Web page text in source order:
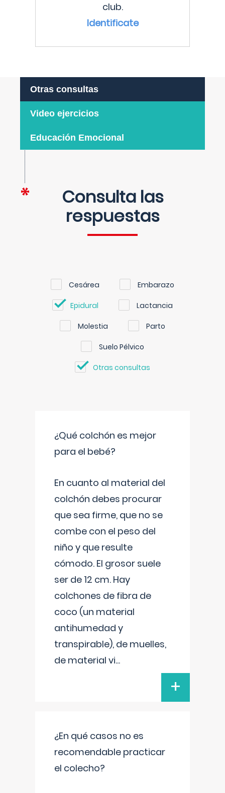
club.
Identificate
Otras consultas
Video ejercicios
Educación Emocional
Consulta las
respuestas
Cesárea Embarazo
Epidural Lactancia
Molestia Parto
Suelo Pélvico
Otras consultas
¿Qué colchón es mejor
para el bebé?
En cuanto al material del
colchón debes procurar
que sea firme, que no se
combe con el peso del
niño y que resulte
cómodo. El grosor suele
ser de 12 cm. Hay
colchones de fibra de
coco (un material
antihumedad y
transpirable), de muelles,
de material vi...
+
¿En qué casos no es
recomendable practicar
el colecho?